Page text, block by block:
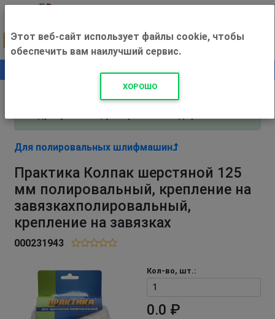
+500 ₽
Внимание! С 3 августа магазин работает по
Для полировальных шлифмашин
Практика Колпак шерстяной 125
мм полировальный, крепление на
завязкахполировальный,
крепление на завязках
000231943
Кол-во, шт.:
0.0 ₽
Этот веб-сайт использует файлы cookie, чтобы
обеспечить вам наилучший сервис.
ХОРОШО